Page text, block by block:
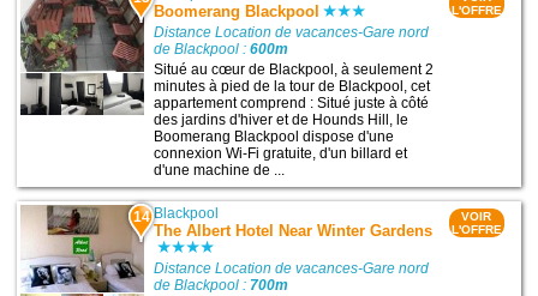
Boomerang Blackpool
Distance Location de vacances-Gare nord
de Blackpool :600m
Situé au cœur de Blackpool, à seulement 2
minutes à pied de la tour de Blackpool, cet
appartement comprend : Situé juste à côté
des jardins d'hiver et de Hounds Hill, le
Boomerang Blackpool dispose d'une
connexion Wi-Fi gratuite, d'un billard et
d'une machine de ...
L'OFFRE
14 Blackpool
The Albert Hotel Near Winter Gardens
Distance Location de vacances-Gare nord
de Blackpool : 700m
VOIR
L'OFFRE